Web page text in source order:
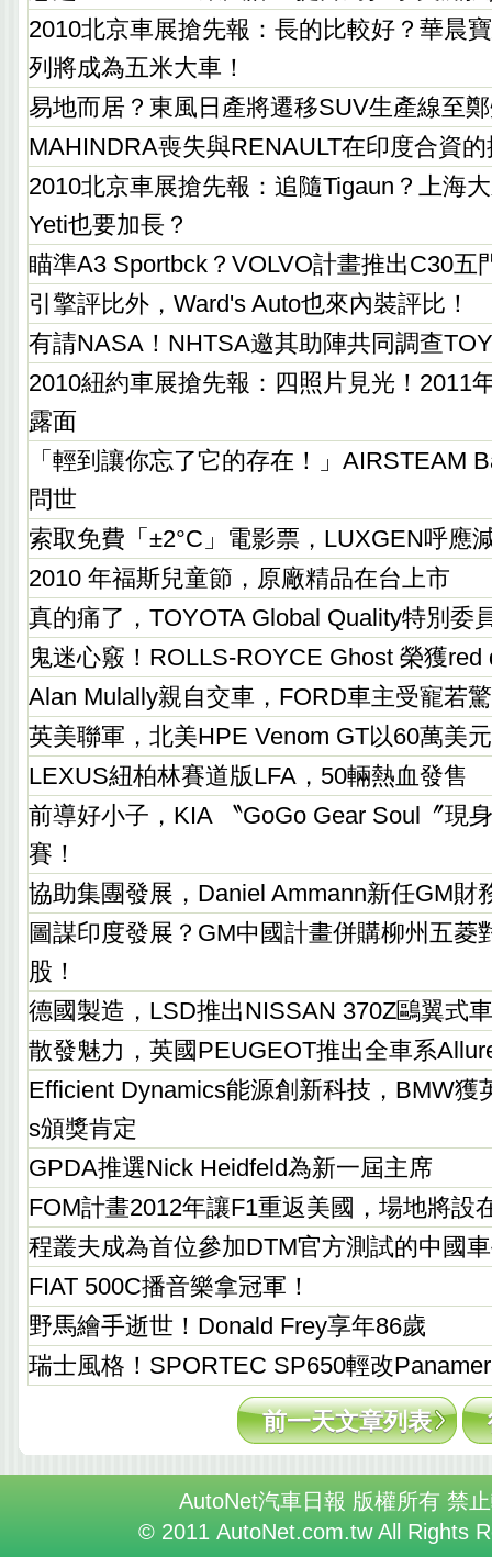
2010北京車展搶先報：長的比較好？華晨
列將成為五米大車！
易地而居？東風日產將遷移SUV生產線至
MAHINDRA喪失與RENAULT在印度合資
2010北京車展搶先報：追隨Tigaun？上海
Yeti也要加長？
瞄準A3 Sportbck？VOLVO計畫推出C30五
引擎評比外，Ward's Auto也來內裝評比！
有請NASA！NHTSA邀其助陣共同調查
2010紐約車展搶先報：四照片見光！2011
露面
「輕到讓你忘了它的存在！」AIRSTEAM
問世
索取免費「±2°C」電影票，LUXGEN呼應
2010 年福斯兒童節，原廠精品在台上市
真的痛了，TOYOTA Global Quality特別委
鬼迷心竅！ROLLS-ROYCE Ghost 榮獲red
Alan Mulally親自交車，FORD車主受寵若驚
英美聯軍，北美HPE Venom GT以60萬美
LEXUS紐柏林賽道版LFA，50輛熱血發售
前導好小子，KIA 〝GoGo Gear Soul〞現
賽！
協助集團發展，Daniel Ammann新任GM財
圖謀印度發展？GM中國計畫併購柳州五菱
股！
德國製造，LSD推出NISSAN 370Z鷗翼式
散發魅力，英國PEUGEOT推出全車系
Efficient Dynamics能源創新科技，BMW獲
s頒獎肯定
GPDA推選Nick Heidfeld為新一屆主席
FOM計畫2012年讓F1重返美國，場地將設
程叢夫成為首位參加DTM官方測試的中國
FIAT 500C播音樂拿冠軍！
野馬繪手逝世！Donald Frey享年86歲
瑞士風格！SPORTEC SP650輕改
前一天文章列表
AutoNet汽車日報 版權所有 禁
© 2011 AutoNet.com.tw All Rights